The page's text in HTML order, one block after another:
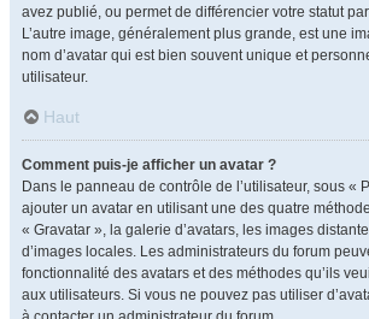
avez publié, ou permet de différencier votre statut
L’autre image, généralement plus grande, est une
nom d’avatar qui est bien souvent unique et
utilisateur.
Haut
Comment puis-je afficher un avatar ?
Dans le panneau de contrôle de l’utilisateur, sous «
ajouter un avatar en utilisant une des quatre
« Gravatar », la galerie d’avatars, les images
d’images locales. Les administrateurs du forum
fonctionnalité des avatars et des méthodes qu’ils
aux utilisateurs. Si vous ne pouvez pas utiliser